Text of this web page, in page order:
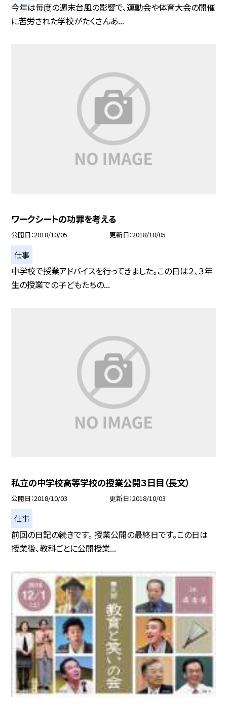
今年は毎度の週末台風の影響で、運動会や体育大会の開催
に苦労された学校がたくさんあ...
ワークシートの功罪を考える
公開日 2018/10/05 更新日 2018/10/05
仕事
中学校で授業アドバイスを行ってきました。この日は２、３年
生の授業での子どもたちの...
私立の中学校高等学校の授業公開３日目（長文）
公開日 2018/10/03 更新日 2018/10/03
仕事
前回の日記の続きです。 授業公開の最終日です。この日は
授業後、教科ごとに公開授業...